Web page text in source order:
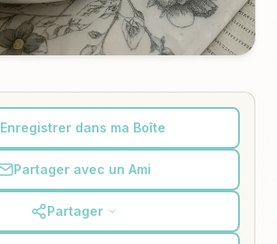
Enregistrer dans ma Boîte
Partager avec un Ami
Partager